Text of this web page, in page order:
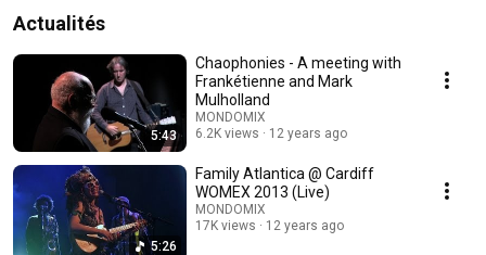
Actualités
5:43
Chaophonies - A meeting with
Frankétienne and Mark
Mulholland
MONDOMIX
6.2K views
12 years ago
5:26
Family Atlantica @ Cardiff
WOMEX 2013 (Live)
MONDOMIX
17K views
12 years ago